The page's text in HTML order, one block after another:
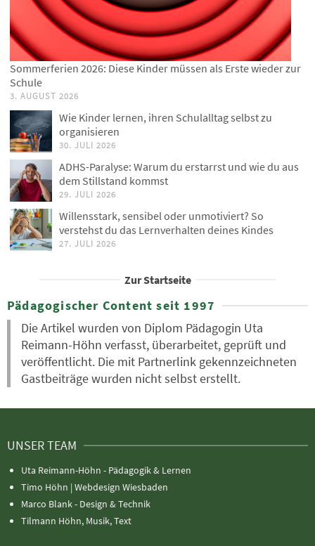
Sommerferien 2026: Diese Kinder müssen als Erste wieder zur
Schule
3. AUGUST 2026
Wie Kinder lernen, ihren Schulalltag selbst zu
organisieren
30. JULI 2026
ADHS-Paralyse: Warum du erstarrst und wie du aus
dem Stillstand kommst
29. JULI 2026
Willensstark, sensibel oder unmotiviert? So
verstehst du das Lernverhalten deines Kindes
27. JULI 2026
Zur Startseite
Pädagogischer Content seit 1997
Die Artikel wurden von Diplom Pädagogin Uta
Reimann-Höhn verfasst, überarbeitet, geprüft und
veröffentlicht. Die mit Partnerlink gekennzeichneten
Gastbeiträge wurden nicht selbst erstellt.
UNSER TEAM
Uta Reimann-Höhn - Pädagogik & Lernen
Timo Höhn | Webdesign Wiesbaden
Marco Blank - Design & Technik
Tilmann Höhn, Musik, Text